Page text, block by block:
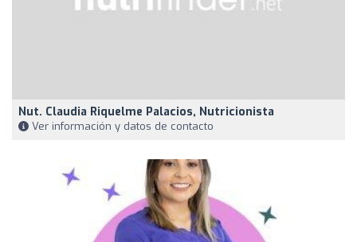
Nut. Claudia Riquelme Palacios, Nutricionista
Ver información y datos de contacto